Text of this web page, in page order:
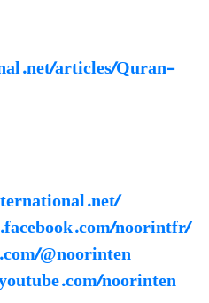
articles/Quran-
noorintfr/
@noorinten
noorinten